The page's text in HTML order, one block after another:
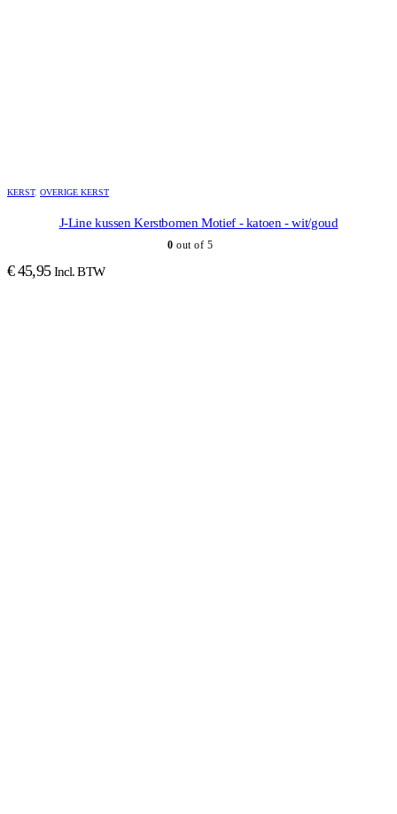
KERST, OVERIGE KERST
J-Line kussen Kerstbomen Motief - katoen - wit/goud
0 out of 5
€45,95 Incl. BTW